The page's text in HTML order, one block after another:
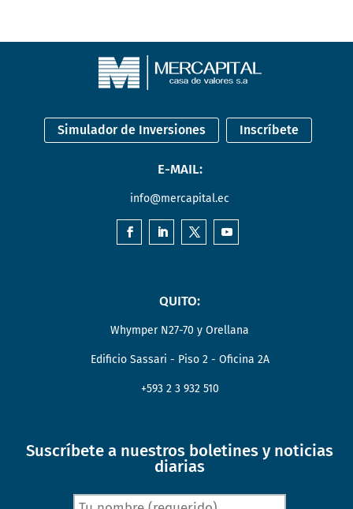
Simulador de Inversiones Inscríbete
E-MAIL:
info@mercapital.ec
QUITO:
Whymper N27-70 y Orellana
Edificio Sassari - Piso 2 - Oficina 2A
+593 2 3 932 510
Suscríbete a nuestros boletines y noticias
diarias